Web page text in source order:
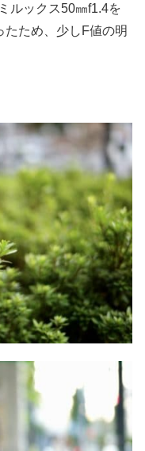
ルックス50㎜f1.4を
ため、少しF値の明